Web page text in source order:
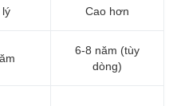
lý Cao hơn
6-8 năm (tùy
dòng)